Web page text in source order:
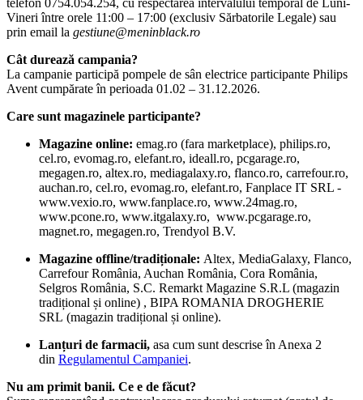
Vineri între orele 11:00 – 17:00 (exclusiv Sărbatorile Legale) sau
prin email la gestiune@meninblack.ro
Cât durează campania?
La campanie participă pompele de sân electrice participante Philips
Avent cumpărate în perioada 01.02 – 31.12.2026.
Care sunt magazinele participante?
Magazine online: emag.ro (fara marketplace), philips.ro,
cel.ro, evomag.ro, elefant.ro, ideall.ro, pcgarage.ro,
megagen.ro, altex.ro, mediagalaxy.ro, flanco.ro, carrefour.ro,
auchan.ro, cel.ro, evomag.ro, elefant.ro, Fanplace IT SRL -
www.vexio.ro, www.fanplace.ro, www.24mag.ro,
www.pcone.ro, www.itgalaxy.ro,  www.pcgarage.ro,
magnet.ro, megagen.ro, Trendyol B.V.
Magazine offline/tradiționale: Altex, MediaGalaxy, Flanco,
Carrefour România, Auchan România, Cora România,
Selgros România, S.C. Remarkt Magazine S.R.L (magazin
tradițional și online) , BIPA ROMANIA DROGHERIE
SRL (magazin tradițional și online).
Lanțuri de farmacii, asa cum sunt descrise în Anexa 2
din Regulamentul Campaniei.
Nu am primit banii. Ce e de făcut?